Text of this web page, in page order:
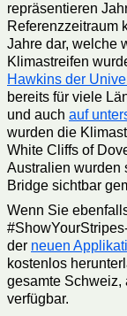
repräsentieren
Referenzzeitraum
Jahre dar, welche
Klimastreifen
Hawkins der
bereits für viele
und auch auf
wurden die
White Cliffs of
Australien wurden
Bridge sichtbar
Wenn Sie
der neuen
kostenlos
gesamte Schweiz,
verfügbar.